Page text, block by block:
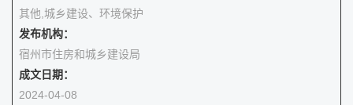
其他,城乡建设、环境保护
发布机构：
宿州市住房和城乡建设局
成文日期：
2024-04-08